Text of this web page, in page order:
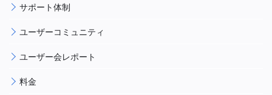
サポート体制
ユーザーコミュニティ
ユーザー会レポート
料金